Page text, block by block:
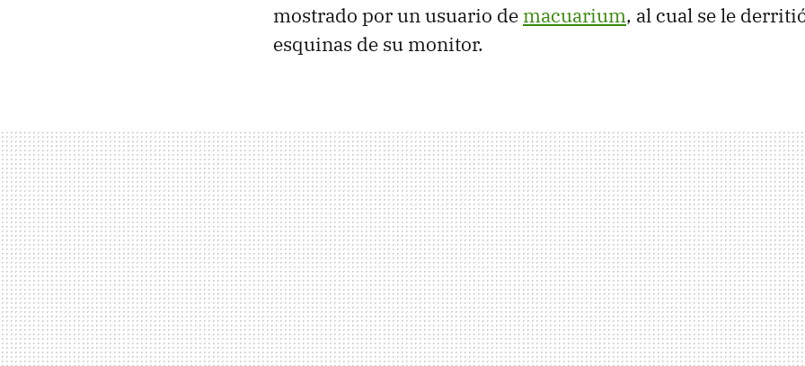
mostrado por un usuario de macuarium, al cual se le
esquinas de su monitor.